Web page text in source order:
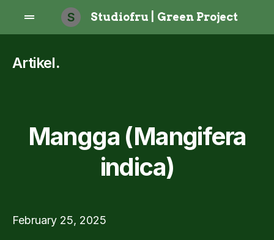
S Studiofru | Green Project
Artikel.
Mangga (Mangifera
indica)
February 25, 2025